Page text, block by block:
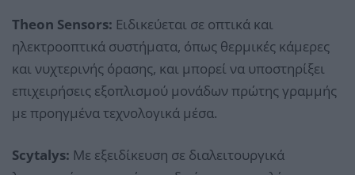
Theon Sensors: Ειδικεύεται σε οπτικά και
ηλεκτροοπτικά συστήματα, όπως θερμικές κάμερες
και νυχτερινής όρασης, και μπορεί να υποστηρίξει
επιχειρήσεις εξοπλισμού μονάδων πρώτης γραμμής
με προηγμένα τεχνολογικά μέσα.
Scytalys: Με εξειδίκευση σε διαλειτουργικά